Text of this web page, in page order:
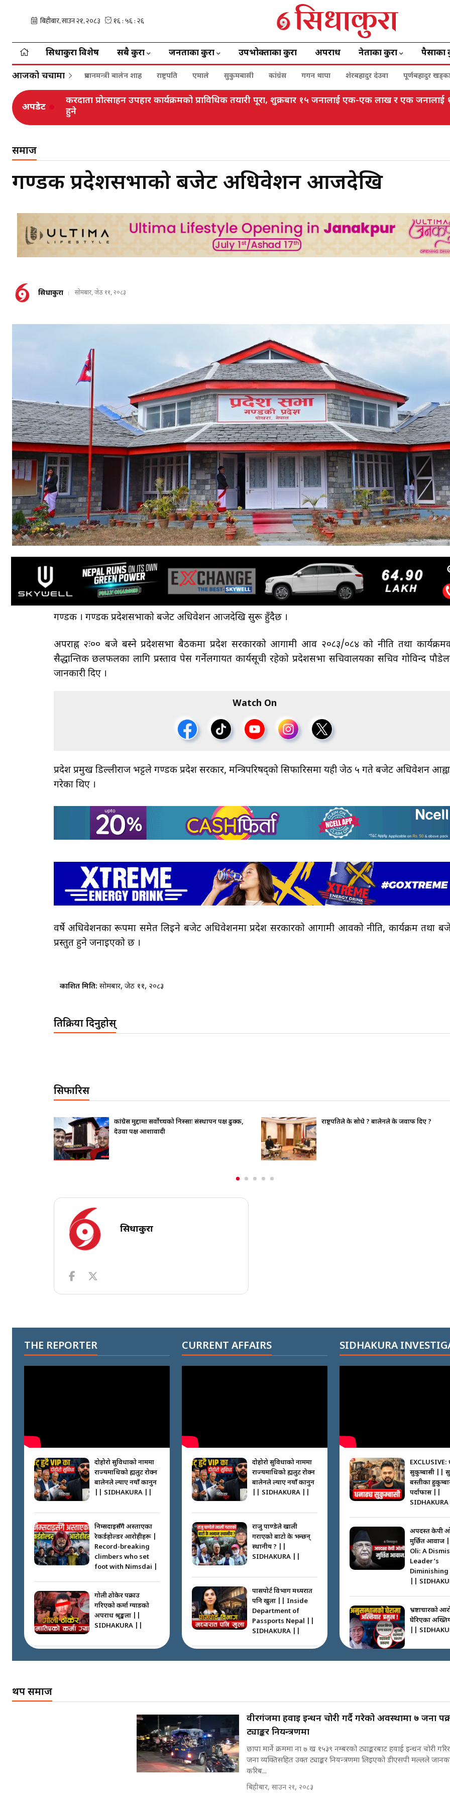
सिधाकुरा विशेष सबै कुरा जनताका कुरा उपभोक्ताका कुरा अपराध नेताका कुरा पैसाका
आजको चर्चामा प्रधानमन्त्री बालेन शाह राष्ट्रपति एमाले सुकुमबासी कांग्रेस गगन थापा शेरबहादुर देउवा पूर्णबहादुर
अपडेट
करदाता प्रोत्साहन उपहार कार्यक्रमको प्राविधिक तयारी पूरा, शुक्रबार १५ जनालाई एक-एक लाख र एक
हुने
समाज
गण्डकी प्रदेशसभाको बजेट अधिवेशन आजदेखि
सिधाकुरा सोमबार, जेठ ११, २०८३
गण्डकी । गण्डकी प्रदेशसभाको बजेट अधिवेशन आजदेखि सुरू हुँदैछ ।
अपराह्न २ः०० बजे बस्ने प्रदेशसभा बैठकमा प्रदेश सरकारको आगामी आव २०८३/०८४ को नीति तथा
सैद्धान्तिक छलफलका लागि प्रस्ताव पेस गर्नेलगायत कार्यसूची रहेको प्रदेशसभा सचिवालयका सचिव गोविन्द
जानकारी दिए ।
Watch On
प्रदेश प्रमुख डिल्लीराज भट्टले गण्डकी प्रदेश सरकार, मन्त्रिपरिषद्को सिफारिसमा यही जेठ ५ गते बजेट अधिवेशन
गरेका थिए ।
वर्षे अधिवेशनका रूपमा समेत लिइने बजेट अधिवेशनमा प्रदेश सरकारको आगामी आवको नीति, कार्यक्रम तथा
प्रस्तुत हुने जनाइएको छ ।
प्रकाशित मिति: सोमबार, जेठ ११, २०८३
प्रतिक्रिया दिनुहोस्
सिफारिस
निस्साः संस्थापन पक्ष ढुक्क,
राष्ट्रपतिले के सोधे ? बालेनले के जवाफ दिए ?
भाइचारा खलबलाउने कुनै पनि
सिधाकुरा
THE REPORTER
दोहोरो सुविधाको नाममा
राज्यमाथिको ब्रह्मलुट रोक्न
बालेनले ल्याए नयाँ कानुन
|| SIDHAKURA ||
निम्सदाइसँगै अस्ताएका
रेकर्डहोल्डर आरोहीहरू |
Record-breaking
climbers who set
foot with Nimsdai |
गोली ठोकेर पक्राउ
गरिएको कर्मा ग्याङको
अपराध श्रृङ्खला ||
SIDHAKURA ||
नभाँडिएको सद्भाव :
SIDHAKURA || THE
नेपालीलाई भरिया मात्र
देख्ने दृष्टिकोण बदलेका
SIDHAKURA ||
CURRENT AFFAIRS
दोहोरो सुविधाको नाममा
राज्यमाथिको ब्रह्मलुट रोक्न
बालेनले ल्याए नयाँ कानुन
|| SIDHAKURA ||
राजु पाण्डेले खाली
गराएको बाटो के भन्छन्
स्थानीय ? ||
SIDHAKURA ||
पासपोर्ट विभाग मध्यरात
पनि खुला || Inside
Department of
Passports Nepal ||
SIDHAKURA ||
कहाँ हरायो ग्यास ? ||
पासपोर्ट पाउन फेरि सकस
। के हो समस्या ? ||
SIDHAKURA ||
घरबाट निस्किएर आफ्नै
SIDHAKURA
EXCLUSIVE:
सुकुम्बासी ||
बस्तीका
पर्दाफास ||
SIDHAKURA
अपदस्त केपी
मुर्छित आवाज
Oli: A
Leader’s
Diminishing
||
भ्रष्टाचारको
घेरिएका
||
over
Minister ||
पोप्पोको
लोभमा घरबार
थप समाज
वीरगंजमा हवाई इन्धन चोरी गर्दै गरेको अवस्थामा ७ जना
ट्याङ्कर नियन्त्रणमा
छापा मार्ने क्रममा ना ७ ख १५३९ नम्बरको ट्याङ्करबाट हवाई इन्धन चोरी
जना व्यक्तिसहित उक्त ट्याङ्कर नियन्त्रणमा लिइएको डीएसपी मल्लले
करिब...
बिहीबार, साउन २१, २०८३